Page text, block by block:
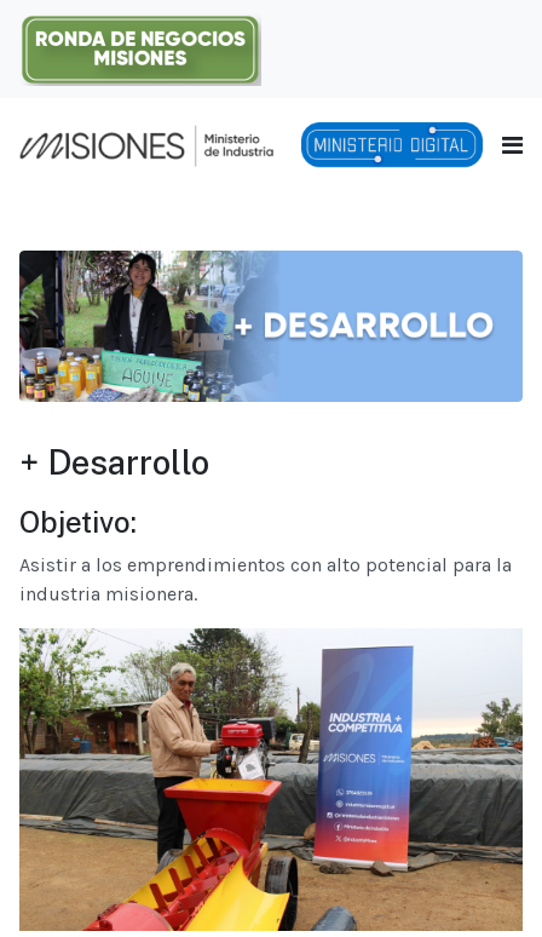
+ Desarrollo
Objetivo:
Asistir a los emprendimientos con alto potencial para la
industria misionera.